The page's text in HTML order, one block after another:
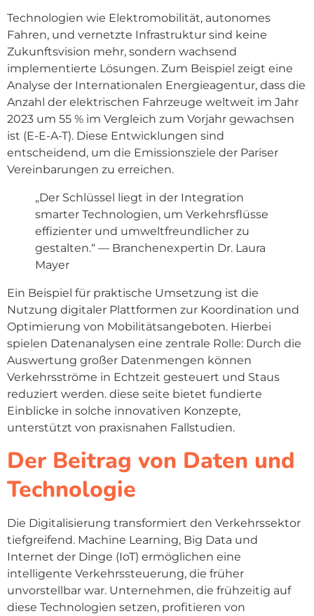
Technologien wie Elektromobilität, autonomes
Fahren, und vernetzte Infrastruktur sind keine
Zukunftsvision mehr, sondern wachsend
implementierte Lösungen. Zum Beispiel zeigt eine
Analyse der Internationalen Energieagentur, dass die
Anzahl der elektrischen Fahrzeuge weltweit im Jahr
2023 um 55 % im Vergleich zum Vorjahr gewachsen
ist (E-E-A-T). Diese Entwicklungen sind
entscheidend, um die Emissionsziele der Pariser
Vereinbarungen zu erreichen.
„Der Schlüssel liegt in der Integration
smarter Technologien, um Verkehrsflüsse
effizienter und umweltfreundlicher zu
gestalten.“ — Branchenexpertin Dr. Laura
Mayer
Ein Beispiel für praktische Umsetzung ist die
Nutzung digitaler Plattformen zur Koordination und
Optimierung von Mobilitätsangeboten. Hierbei
spielen Datenanalysen eine zentrale Rolle: Durch die
Auswertung großer Datenmengen können
Verkehrsströme in Echtzeit gesteuert und Staus
reduziert werden. diese seite bietet fundierte
Einblicke in solche innovativen Konzepte,
unterstützt von praxisnahen Fallstudien.
Der Beitrag von Daten und
Technologie
Die Digitalisierung transformiert den Verkehrssektor
tiefgreifend. Machine Learning, Big Data und
Internet der Dinge (IoT) ermöglichen eine
intelligente Verkehrssteuerung, die früher
unvorstellbar war. Unternehmen, die frühzeitig auf
diese Technologien setzen, profitieren von